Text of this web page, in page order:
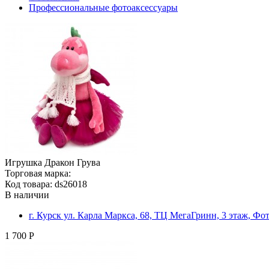
Профессиональные фотоаксессуары
Игрушка Дракон Грува
Торговая марка:
Код товара: ds26018
В наличии
г. Курск ул. Карла Маркса, 68, ТЦ МегаГринн, 3 этаж,
1 700 Р